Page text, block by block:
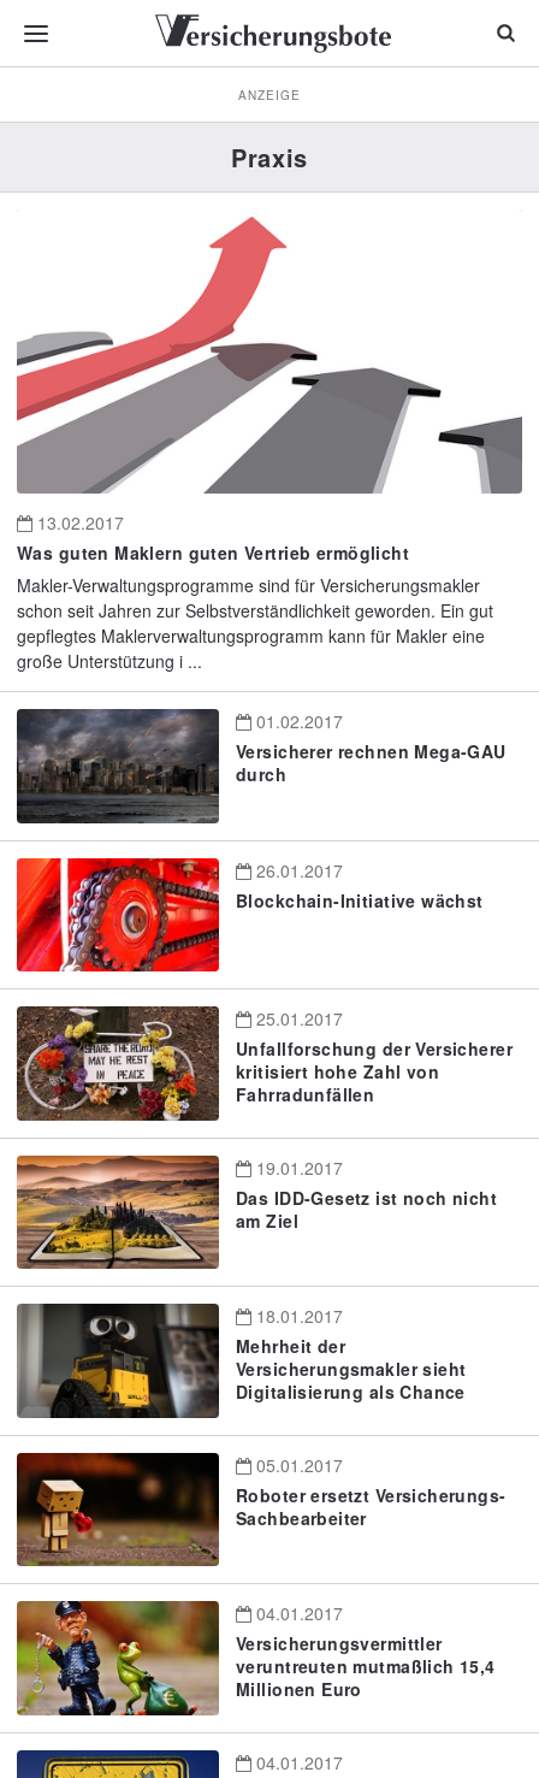
ANZEIGE
Praxis
13.02.2017
Was guten Maklern guten Vertrieb ermöglicht
Makler-Verwaltungsprogramme sind für Versicherungsmakler
schon seit Jahren zur Selbstverständlichkeit geworden. Ein gut
gepflegtes Maklerverwaltungsprogramm kann für Makler eine
große Unterstützung i ...
01.02.2017
Versicherer rechnen Mega-GAU
durch
26.01.2017
Blockchain-Initiative wächst
25.01.2017
Unfallforschung der Versicherer
kritisiert hohe Zahl von
Fahrradunfällen
19.01.2017
Das IDD-Gesetz ist noch nicht
am Ziel
18.01.2017
Mehrheit der
Versicherungsmakler sieht
Digitalisierung als Chance
05.01.2017
Roboter ersetzt Versicherungs-
Sachbearbeiter
04.01.2017
Versicherungsvermittler
veruntreuten mutmaßlich 15,4
Millionen Euro
04.01.2017